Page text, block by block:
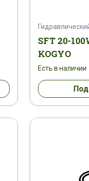
SFT 20-
KOGYO
Есть в наличии